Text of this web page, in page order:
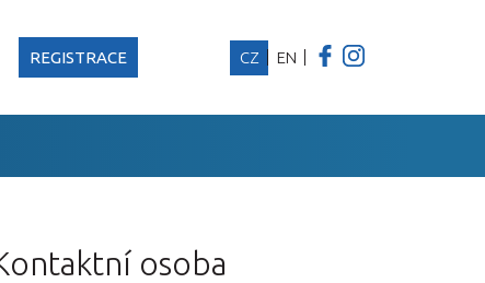
REGISTRACE CZ EN
osoba